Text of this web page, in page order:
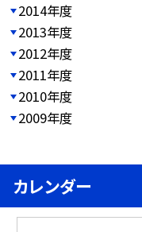
2014年度
2013年度
2012年度
2011年度
2010年度
2009年度
カレンダー